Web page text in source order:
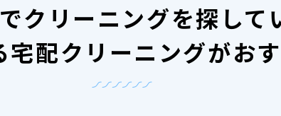
クリーニングを探して
宅配クリーニングがお